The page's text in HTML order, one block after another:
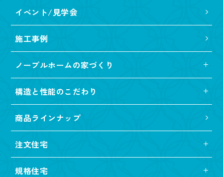
イベント/見学会
施工事例
ノーブルホームの家づくり
構造と性能のこだわり
商品ラインナップ
注文住宅
規格住宅